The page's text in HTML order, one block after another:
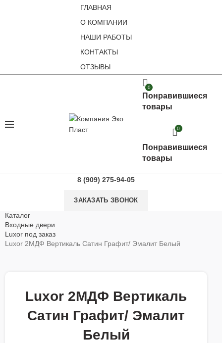
ГЛАВНАЯ
О КОМПАНИИ
НАШИ РАБОТЫ
КОНТАКТЫ
ОТЗЫВЫ
0
Понравившиеся
товары
0
Понравившиеся
товары
8 (909) 275-94-05
ЗАКАЗАТЬ ЗВОНОК
Каталог
Входные двери
Luxor под заказ
Luxor 2МДФ Вертикаль Сатин Графит/ Эмалит Белый
Luxor 2МДФ Вертикаль
Сатин Графит/ Эмалит
Белый